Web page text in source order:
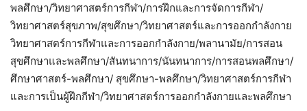
พลศึกษา/วิทยาศาสตร์การกีฬา/การฝึกและการจัดการกีฬา/
วิทยาศาสตร์สุขภาพ/สุขศึกษา/วิทยาศาสตร์และการออกกำลังกาย
วิทยาศาสตร์การกีฬาและการออกกำลังกาย/พลานามัย/การสอน
สุขศึกษาและพลศึกษา/สันทนาการ/นันทนาการ/การสอนพลศึกษา/
ศึกษาศาสตร์-พลศึกษา/ สุขศึกษา-พลศึกษา/วิทยาศาสตร์การกีฬา
และการเป็นผู้ฝึกกีฬา/วิทยาศาสตร์การออกกำลังกายและพลศึกษา